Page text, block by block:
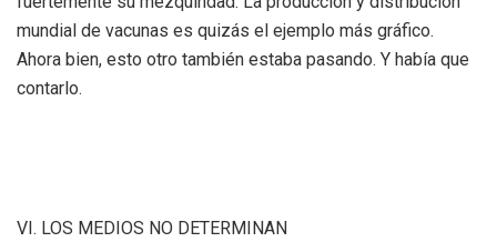
mundial de vacunas es quizás el ejemplo más gráfico.
Ahora bien, esto otro también estaba pasando. Y había que
contarlo.
VI. LOS MEDIOS NO DETERMINAN